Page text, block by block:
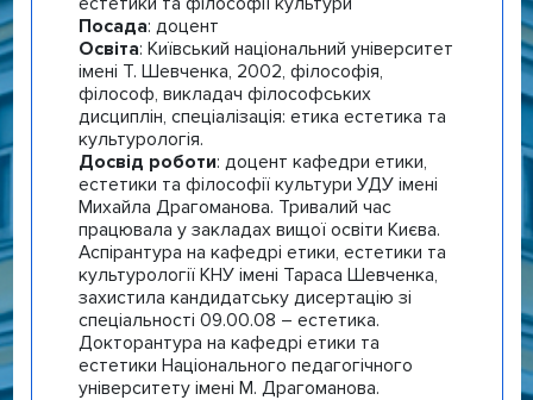
Посада: доцент
Освіта: Київський національний університет
імені Т. Шевченка, 2002, філософія,
філософ, викладач філософських
дисциплін, спеціалізація: етика естетика та
культурологія.
Досвід роботи: доцент кафедри етики,
естетики та філософії культури УДУ імені
Михайла Драгоманова. Тривалий час
працювала у закладах вищої освіти Києва.
Аспірантура на кафедрі етики, естетики та
культурології КНУ імені Тараса Шевченка,
захистила кандидатську дисертацію зі
спеціальності 09.00.08 – естетика.
Докторантура на кафедрі етики та
естетики Національного педагогічного
університету імені М. Драгоманова.